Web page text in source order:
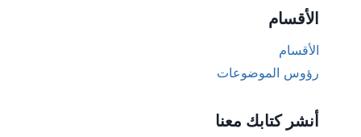
الأقسام
الأقسام
رؤوس الموضوعات
أنشر كتابك معنا